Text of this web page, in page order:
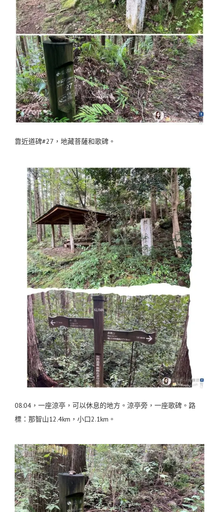
靠近道碑#27，地藏菩薩和歌碑。
08:04，一座涼亭，可以休息的地方。涼亭旁，一座歌碑。路
標：那智山12.4km，小口2.1km。